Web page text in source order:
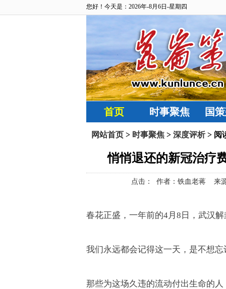
您好！今天是：2026年-8月6日-星期四
首页 时事聚焦 国
网站首页 > 时事聚焦 > 深度评析> 阅
悄悄退还的新冠治疗
点击： 作者：铁血老蒋 来源
春花正盛，一年前的4月 8 日，武汉
我们永远都会记得这一天，是不想忘
那些为这场久违的流动付出生命的